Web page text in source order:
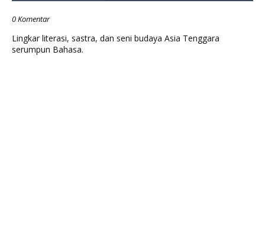
0 Komentar
Lingkar literasi, sastra, dan seni budaya Asia Tenggara
serumpun Bahasa.